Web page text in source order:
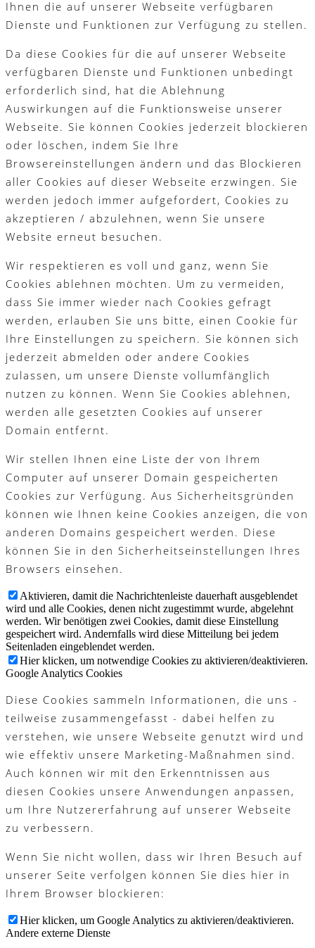
Ihnen die auf unserer Webseite verfügbaren
Dienste und Funktionen zur Verfügung zu stellen.
Da diese Cookies für die auf unserer Webseite
verfügbaren Dienste und Funktionen unbedingt
erforderlich sind, hat die Ablehnung
Auswirkungen auf die Funktionsweise unserer
Webseite. Sie können Cookies jederzeit blockieren
oder löschen, indem Sie Ihre
Browsereinstellungen ändern und das Blockieren
aller Cookies auf dieser Webseite erzwingen. Sie
werden jedoch immer aufgefordert, Cookies zu
akzeptieren / abzulehnen, wenn Sie unsere
Website erneut besuchen.
Wir respektieren es voll und ganz, wenn Sie
Cookies ablehnen möchten. Um zu vermeiden,
dass Sie immer wieder nach Cookies gefragt
werden, erlauben Sie uns bitte, einen Cookie für
Ihre Einstellungen zu speichern. Sie können sich
jederzeit abmelden oder andere Cookies
zulassen, um unsere Dienste vollumfänglich
nutzen zu können. Wenn Sie Cookies ablehnen,
werden alle gesetzten Cookies auf unserer
Domain entfernt.
Wir stellen Ihnen eine Liste der von Ihrem
Computer auf unserer Domain gespeicherten
Cookies zur Verfügung. Aus Sicherheitsgründen
können wie Ihnen keine Cookies anzeigen, die von
anderen Domains gespeichert werden. Diese
können Sie in den Sicherheitseinstellungen Ihres
Browsers einsehen.
Aktivieren, damit die Nachrichtenleiste dauerhaft ausgeblendet
wird und alle Cookies, denen nicht zugestimmt wurde, abgelehnt
werden. Wir benötigen zwei Cookies, damit diese Einstellung
gespeichert wird. Andernfalls wird diese Mitteilung bei jedem
Seitenladen eingeblendet werden.
Hier klicken, um notwendige Cookies zu aktivieren/deaktivieren.
Google Analytics Cookies
Diese Cookies sammeln Informationen, die uns -
teilweise zusammengefasst - dabei helfen zu
verstehen, wie unsere Webseite genutzt wird und
wie effektiv unsere Marketing-Maßnahmen sind.
Auch können wir mit den Erkenntnissen aus
diesen Cookies unsere Anwendungen anpassen,
um Ihre Nutzererfahrung auf unserer Webseite
zu verbessern.
Wenn Sie nicht wollen, dass wir Ihren Besuch auf
unserer Seite verfolgen können Sie dies hier in
Ihrem Browser blockieren:
Hier klicken, um Google Analytics zu aktivieren/deaktivieren.
Andere externe Dienste